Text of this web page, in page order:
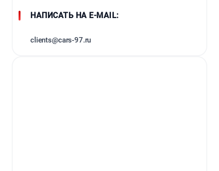
НАПИСАТЬ НА E-MAIL:
clients@cars-97.ru